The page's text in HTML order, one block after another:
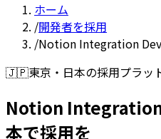
ホーム
/開発者を採用
/Notion Integration
🇯🇵東京・日本の採用プラッ
Notion
本で採用を